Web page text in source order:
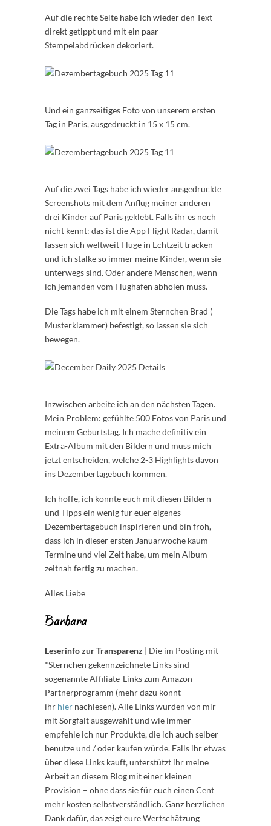
Auf die rechte Seite habe ich wieder den Text
direkt getippt und mit ein paar
Stempelabdrücken dekoriert.
Und ein ganzseitiges Foto von unserem ersten
Tag in Paris, ausgedruckt in 15 x 15 cm.
Auf die zwei Tags habe ich wieder ausgedruckte
Screenshots mit dem Anflug meiner anderen
drei Kinder auf Paris geklebt. Falls ihr es noch
nicht kennt: das ist die App Flight Radar, damit
lassen sich weltweit Flüge in Echtzeit tracken
und ich stalke so immer meine Kinder, wenn sie
unterwegs sind. Oder andere Menschen, wenn
ich jemanden vom Flughafen abholen muss.
Die Tags habe ich mit einem Sternchen Brad (
Musterklammer) befestigt, so lassen sie sich
bewegen.
Inzwischen arbeite ich an den nächsten Tagen.
Mein Problem: gefühlte 500 Fotos von Paris und
meinem Geburtstag. Ich mache definitiv ein
Extra-Album mit den Bildern und muss mich
jetzt entscheiden, welche 2-3 Highlights davon
ins Dezembertagebuch kommen.
Ich hoffe, ich konnte euch mit diesen Bildern
und Tipps ein wenig für euer eigenes
Dezembertagebuch inspirieren und bin froh,
dass ich in dieser ersten Januarwoche kaum
Termine und viel Zeit habe, um mein Album
zeitnah fertig zu machen.
Alles Liebe
Barbara
Leserinfo zur Transparenz | Die im Posting mit
*Sternchen gekennzeichnete Links sind
sogenannte Affiliate-Links zum Amazon
Partnerprogramm (mehr dazu könnt
ihr hier nachlesen). Alle Links wurden von mir
mit Sorgfalt ausgewählt und wie immer
empfehle ich nur Produkte, die ich auch selber
benutze und / oder kaufen würde. Falls ihr etwas
über diese Links kauft, unterstützt ihr meine
Arbeit an diesem Blog mit einer kleinen
Provision – ohne dass sie für euch einen Cent
mehr kosten selbstverständlich. Ganz herzlichen
Dank dafür, das zeigt eure Wertschätzung